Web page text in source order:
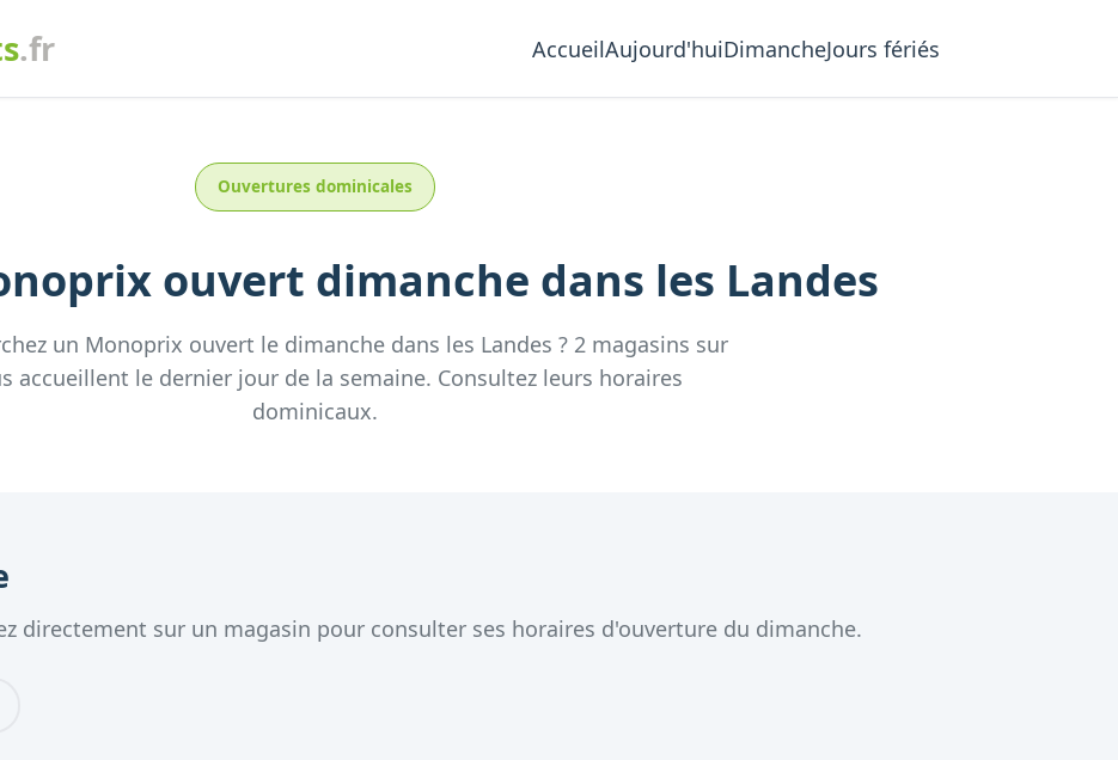
.fr AccueilAujourd'huiDimancheJours fériés
Ouvertures dominicales
ouvert dimanche dans les Landes
un Monoprix ouvert le dimanche dans les Landes ? 2 magasins sur
accueillent le dernier jour de la semaine. Consultez leurs horaires
dominicaux.
directement sur un magasin pour consulter ses horaires d'ouverture du dimanche.